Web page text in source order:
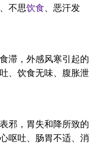
不思饮食、恶汗发
滞，外感风寒引起的
、饮食无味、腹胀泄
邪，胃失和降所致的
呕吐、肠胃不适、消